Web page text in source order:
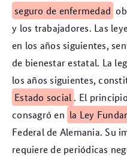
seguro de enfermedad
y los trabajadores. Las
en los años siguientes,
de bienestar estatal. La
los años siguientes,
Estado social . El
consagró en la Ley
Federal de Alemania. Su
requiere de periódicas